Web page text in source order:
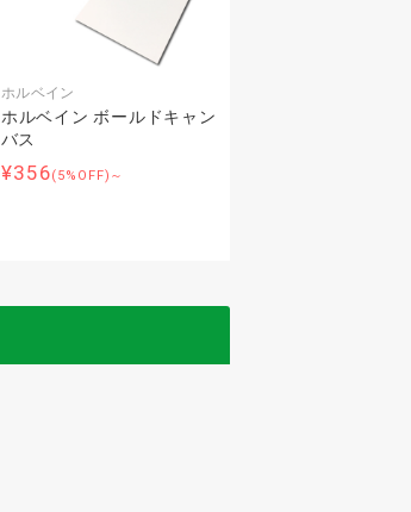
ホルベイン
ホルベイン ボールドキャン
バス
¥356(5%OFF)～